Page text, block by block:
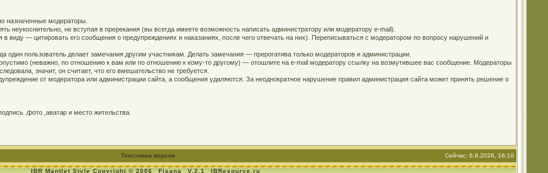
назначенные модераторы.
неукоснительно, не вступая в пререкания (вы всегда имеете возможность написать администратору или модератору e-mail).
— цитировать его сообщения о предупреждениях и наказаниях, после чего отвечать на них). Переписываться с модератором по вопросу нарушений и
один пользователь делает замечания другим участникам. Делать замечания — прерогатива только модераторов и администрации.
(неважно, по отношению к вам или по отношению к кому-то другому) — отошлите на e-mail модератору ссылку на возмутившее вас сообщение. Модераторы
значит, он считает, что его вмешательство не требуется.
от модератора или администрации сайта, а сообщения удаляются. За неоднократное нарушение правил администрация сайта может принять решение о
,фото ,аватар и место жительства.
Текстовая версия Сейчас: 6.8.2026, 16:10
IBR Mantlet Style Copyright © 2006 Fisana V.2.1 IBResource.ru